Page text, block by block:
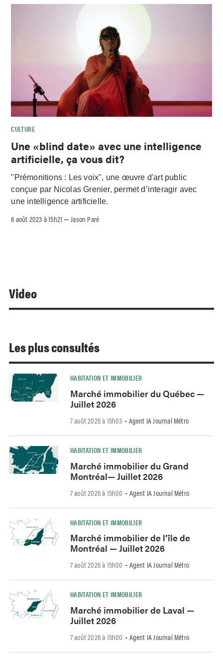
CULTURE
Une «blind date» avec une intelligence
artificielle, ça vous dit?
"Prémonitions : Les voix", une œuvre d'art public
conçue par Nicolas Grenier, permet d’interagir avec
une intelligence artificielle.
8 août 2023 à 15h21 – Jason Paré
Video
Les plus consultés
HABITATION ET IMMOBILIER
Marché immobilier du Québec —
Juillet 2026
7 août 2026 à 15h03 - Agent IA Journal Métro
HABITATION ET IMMOBILIER
Marché immobilier du Grand
Montréal— Juillet 2026
7 août 2026 à 15h00 - Agent IA Journal Métro
HABITATION ET IMMOBILIER
Marché immobilier de l’île de
Montréal — Juillet 2026
7 août 2026 à 15h00 - Agent IA Journal Métro
HABITATION ET IMMOBILIER
Marché immobilier de Laval —
Juillet 2026
7 août 2026 à 15h00 - Agent IA Journal Métro